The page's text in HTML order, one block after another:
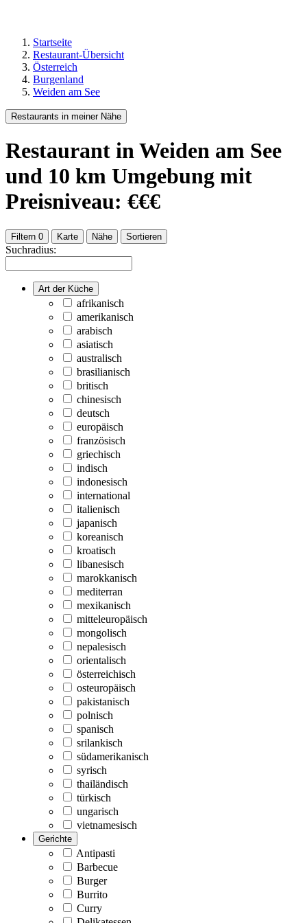
Startseite
Restaurant-Übersicht
Österreich
Burgenland
Weiden am See
Restaurants in meiner Nähe
Restaurant in Weiden am See
und 10 km Umgebung mit
Preisniveau: €€€
Filtern 0 Karte Nähe Sortieren
Suchradius:
Art der Küche
afrikanisch
amerikanisch
arabisch
asiatisch
australisch
brasilianisch
britisch
chinesisch
deutsch
europäisch
französisch
griechisch
indisch
indonesisch
international
italienisch
japanisch
koreanisch
kroatisch
libanesisch
marokkanisch
mediterran
mexikanisch
mitteleuropäisch
mongolisch
nepalesisch
orientalisch
österreichisch
osteuropäisch
pakistanisch
polnisch
spanisch
srilankisch
südamerikanisch
syrisch
thailändisch
türkisch
ungarisch
vietnamesisch
Gerichte
Antipasti
Barbecue
Burger
Burrito
Curry